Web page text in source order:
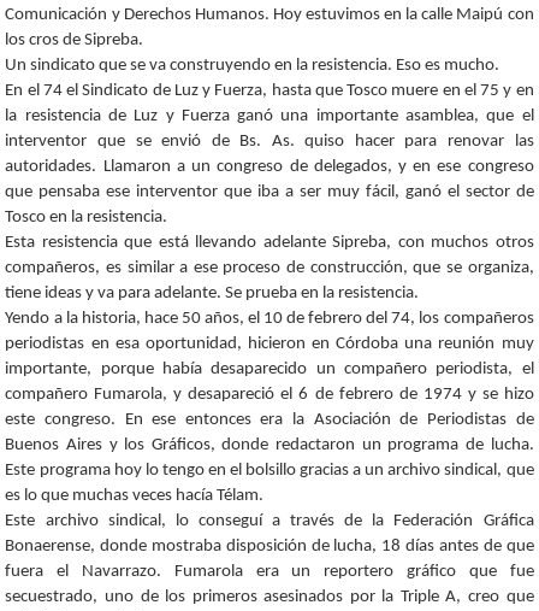
Comunicación y Derechos Humanos. Hoy estuvimos en la calle Maipú con
los cros de Sipreba.
Un sindicato que se va construyendo en la resistencia. Eso es mucho.
En el 74 el Sindicato de Luz y Fuerza, hasta que Tosco muere en el 75 y en
la resistencia de Luz y Fuerza ganó una importante asamblea, que el
interventor que se envió de Bs. As. quiso hacer para renovar las
autoridades. Llamaron a un congreso de delegados, y en ese congreso
que pensaba ese interventor que iba a ser muy fácil, ganó el sector de
Tosco en la resistencia.
Esta resistencia que está llevando adelante Sipreba, con muchos otros
compañeros, es similar a ese proceso de construcción, que se organiza,
tiene ideas y va para adelante. Se prueba en la resistencia.
Yendo a la historia, hace 50 años, el 10 de febrero del 74, los compañeros
periodistas en esa oportunidad, hicieron en Córdoba una reunión muy
importante, porque había desaparecido un compañero periodista, el
compañero Fumarola, y desapareció el 6 de febrero de 1974 y se hizo
este congreso. En ese entonces era la Asociación de Periodistas de
Buenos Aires y los Gráficos, donde redactaron un programa de lucha.
Este programa hoy lo tengo en el bolsillo gracias a un archivo sindical, que
es lo que muchas veces hacía Télam.
Este archivo sindical, lo conseguí a través de la Federación Gráfica
Bonaerense, donde mostraba disposición de lucha, 18 días antes de que
fuera el Navarrazo. Fumarola era un reportero gráfico que fue
secuestrado, uno de los primeros asesinados por la Triple A, creo que